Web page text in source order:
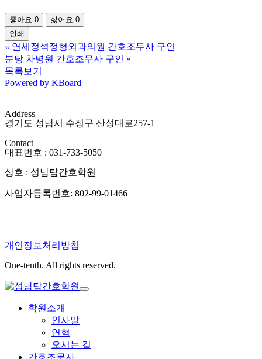
좋아요 0 싫어요 0
인쇄
« 연세정석정형외과의원 간호조무사 구인
분당 차병원 간호조무사 구인 »
목록보기
Powered by KBoard
Address
경기도 성남시 수정구 산성대로257-1
Contact
대표번호 : 031-733-5050
상호 : 성남탑간호학원
사업자등록번호: 802-99-01466
개인정보처리방침
One-tenth. All rights reserved.
학원소개
인사말
연혁
오시는 길
간호조무사